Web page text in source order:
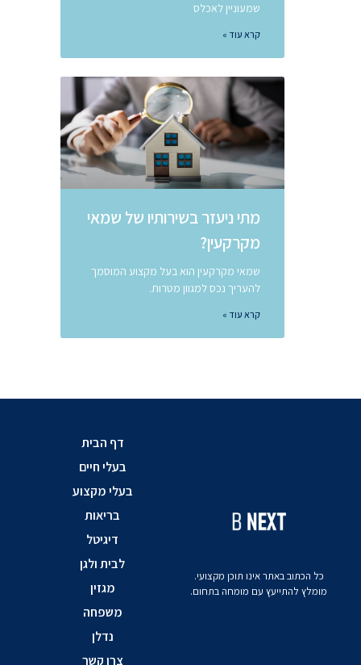
שמעוניין לאכלס
קרא עוד »
מתי ניעזר בשירותיו של שמאי
מקרקעין?
שמאי מקרקעין הוא בעל מקצוע המוסמך
להעריך נכס למגוון מטרות.
קרא עוד »
כל הכתוב באתר אינו תוכן מקצועי.
מומלץ להתייעץ עם מומחה בתחום.
דף הבית
בעלי חיים
בעלי מקצוע
בריאות
דיגיטל
לבית ולגן
מגזין
משפחה
נדלן
צרו קשר